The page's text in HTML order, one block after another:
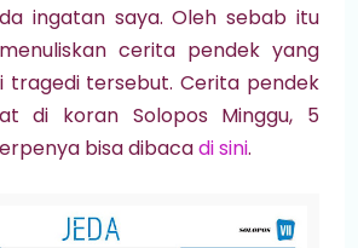
ingatan saya. Oleh sebab itu
cerita pendek yang
tragedi tersebut. Cerita pendek
di koran Solopos Minggu, 5
bisa dibacadi sini.